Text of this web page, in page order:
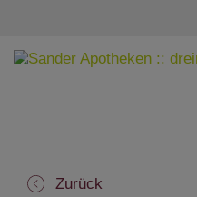
Zurück